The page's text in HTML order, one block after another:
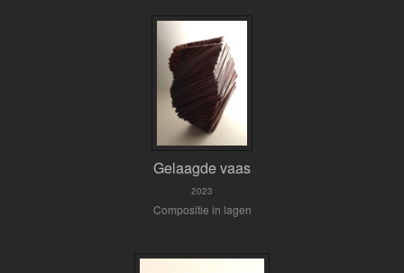
Gelaagde vaas
2023
Compositie in lagen